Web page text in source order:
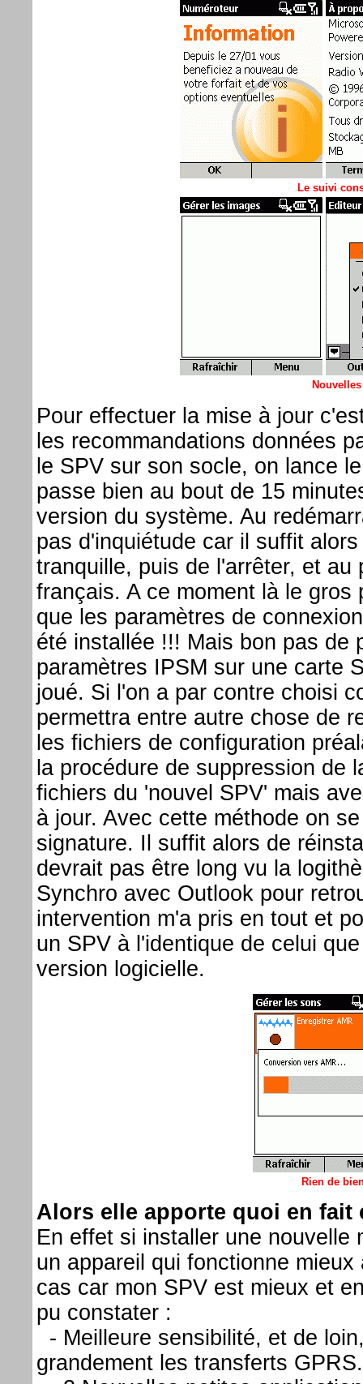
Le suivi
Pour effectuer la mise à jour
les recommandations données
le SPV sur son socle, on lance
passe bien au bout de 15
version du système. Au
pas d'inquiétude car il suffit
tranquille, puis de l'arrêter, et
français. A ce moment là le
que les paramètres de
été installée !!! Mais bon pas de
paramètres IPSM sur une carte
joué. Si l'on a par contre choisi
permettra entre autre chose de
les fichiers de configuration
la procédure de suppression de
fichiers du 'nouvel SPV' mais
à jour. Avec cette méthode on
signature. Il suffit alors de
devrait pas être long vu la
Synchro avec Outlook pour
intervention m'a pris en tout et
un SPV à l'identique de celui
version logicielle.
Rien de
Alors elle apporte quoi en fait
En effet si installer une
un appareil qui fonctionne
cas car mon SPV est mieux et
pu constater :
- Meilleure sensibilité, et de
grandement les transferts GPRS.